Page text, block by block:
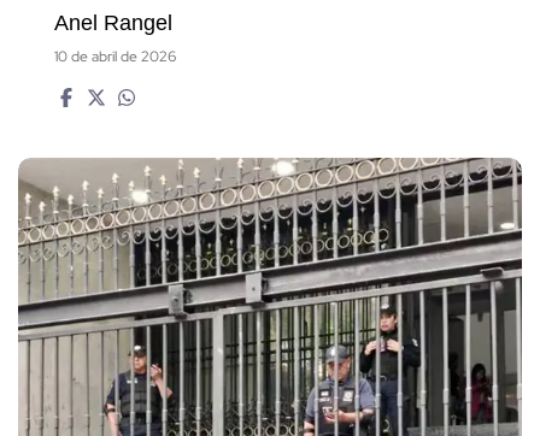
Anel Rangel
10 de abril de 2026